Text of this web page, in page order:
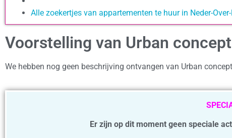
Alle zoekertjes van appartementen te huur in Neder-
Voorstelling van Urban
We hebben nog geen beschrijving ontvangen van Urban
Er zijn op dit moment geen speciale